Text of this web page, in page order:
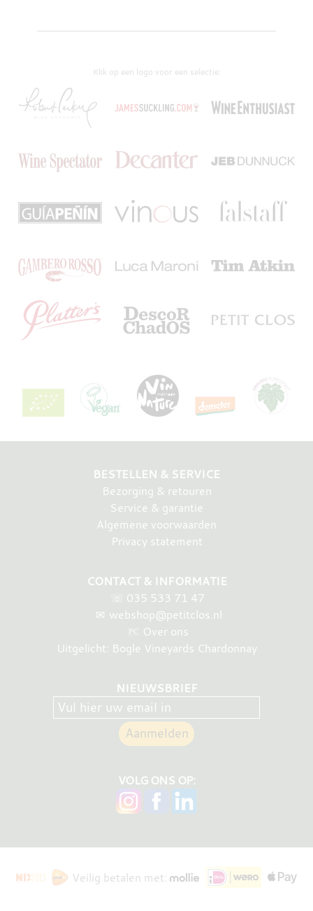
Klik op een logo voor een selectie:
BESTELLEN & SERVICE
Bezorging & retouren
Service & garantie
Algemene voorwaarden
Privacy statement
CONTACT & INFORMATIE
☏ 035 533 71 47
✉ webshop@petitclos.nl
Over ons
Uitgelicht: Bogle Vineyards Chardonnay
NIEUWSBRIEF
VOLG ONS OP:
Veilig betalen met: